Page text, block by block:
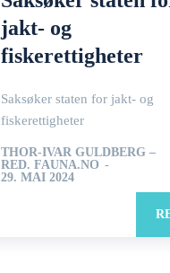
jakt- og
fiskerettigheter
Saksøker staten for jakt- og
fiskerettigheter
THOR-IVAR GULDBERG –
RED. FAUNA.NO -
29. MAI 2024